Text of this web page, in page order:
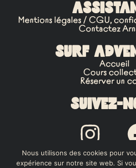
Mentions légales / CGU,
Contactez
SURF
Accueil
Cours
Réserver un
Suivez-
Nous utilisons des cookies pour
expérience sur notre site web. Si